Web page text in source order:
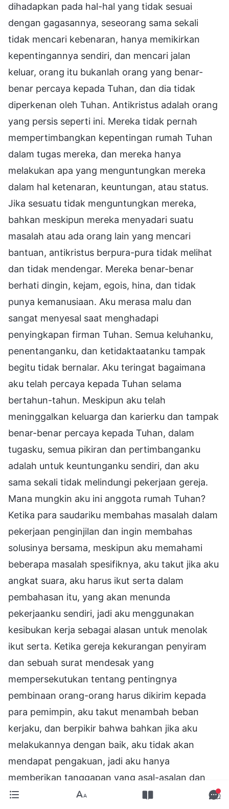
dihadapkan pada hal-hal yang tidak sesuai
dengan gagasannya, seseorang sama sekali
tidak mencari kebenaran, hanya memikirkan
kepentingannya sendiri, dan mencari jalan
keluar, orang itu bukanlah orang yang benar-
benar percaya kepada Tuhan, dan dia tidak
diperkenan oleh Tuhan. Antikristus adalah orang
yang persis seperti ini. Mereka tidak pernah
mempertimbangkan kepentingan rumah Tuhan
dalam tugas mereka, dan mereka hanya
melakukan apa yang menguntungkan mereka
dalam hal ketenaran, keuntungan, atau status.
Jika sesuatu tidak menguntungkan mereka,
bahkan meskipun mereka menyadari suatu
masalah atau ada orang lain yang mencari
bantuan, antikristus berpura-pura tidak melihat
dan tidak mendengar. Mereka benar-benar
berhati dingin, kejam, egois, hina, dan tidak
punya kemanusiaan. Aku merasa malu dan
sangat menyesal saat menghadapi
penyingkapan firman Tuhan. Semua keluhanku,
penentanganku, dan ketidaktaatanku tampak
begitu tidak bernalar. Aku teringat bagaimana
aku telah percaya kepada Tuhan selama
bertahun-tahun. Meskipun aku telah
meninggalkan keluarga dan karierku dan tampak
benar-benar percaya kepada Tuhan, dalam
tugasku, semua pikiran dan pertimbanganku
adalah untuk keuntunganku sendiri, dan aku
sama sekali tidak melindungi pekerjaan gereja.
Mana mungkin aku ini anggota rumah Tuhan?
Ketika para saudariku membahas masalah dalam
pekerjaan penginjilan dan ingin membahas
solusinya bersama, meskipun aku memahami
beberapa masalah spesifiknya, aku takut jika aku
angkat suara, aku harus ikut serta dalam
pembahasan itu, yang akan menunda
pekerjaanku sendiri, jadi aku menggunakan
kesibukan kerja sebagai alasan untuk menolak
ikut serta. Ketika gereja kekurangan penyiram
dan sebuah surat mendesak yang
mempersekutukan tentang pentingnya
pembinaan orang-orang harus dikirim kepada
para pemimpin, aku takut menambah beban
kerjaku, dan berpikir bahwa bahkan jika aku
melakukannya dengan baik, aku tidak akan
mendapat pengakuan, jadi aku hanya
memberikan tanggapan yang asal-asalan dan
tidak mau terlibat. Ketika saudari itu menulis